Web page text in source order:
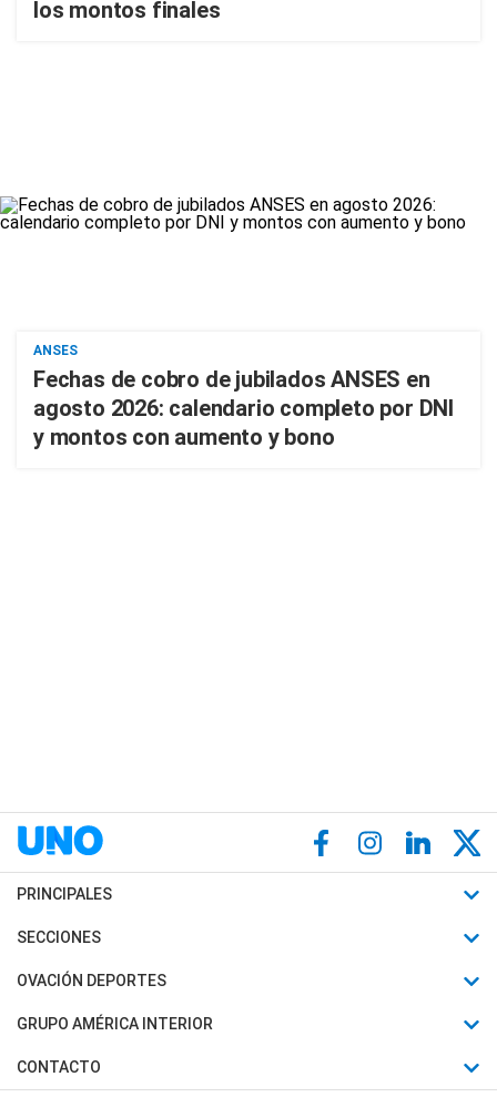
los montos finales
ANSES
Fechas de cobro de jubilados ANSES en
agosto 2026: calendario completo por DNI
y montos con aumento y bono
PRINCIPALES
Últimas Noticias
Política
Judiciales
SECCIONES
Horóscopo
Motores
Trucos caseros
OVACIÓN DEPORTES
Fútbol
Mundial
GRUPO AMÉRICA INTERIOR
Canal 7 en Vivo
CONTACTO